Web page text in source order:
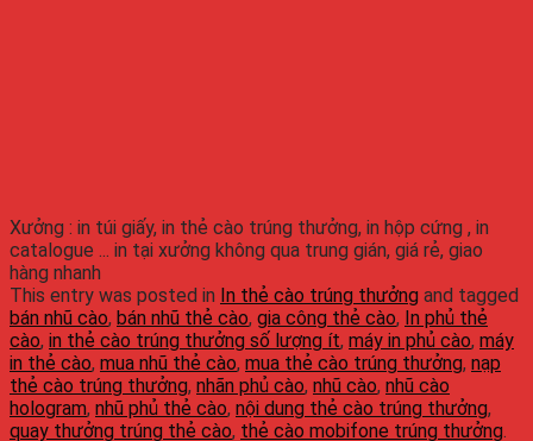
Xưởng : in túi giấy, in thẻ cào trúng thưởng, in hộp cứng , in
catalogue ... in tại xưởng không qua trung gián, giá rẻ, giao
hàng nhanh
This entry was posted in In thẻ cào trúng thưởng and tagged
bán nhũ cào, bán nhũ thẻ cào, gia công thẻ cào, In phủ thẻ
cào, in thẻ cào trúng thưởng số lượng ít, máy in phủ cào, máy
in thẻ cào, mua nhũ thẻ cào, mua thẻ cào trúng thưởng, nạp
thẻ cào trúng thưởng, nhãn phủ cào, nhũ cào, nhũ cào
hologram, nhũ phủ thẻ cào, nội dung thẻ cào trúng thưởng,
quay thưởng trúng thẻ cào, thẻ cào mobifone trúng thưởng.